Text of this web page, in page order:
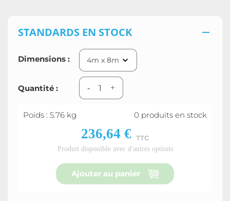
STANDARDS EN STOCK 
Dimensions :
Quantité : - +
Poids : 5.76 kg 0 produits en stock
236,64 € TTC
Produit disponible avec d'autres options
Ajouter au panier